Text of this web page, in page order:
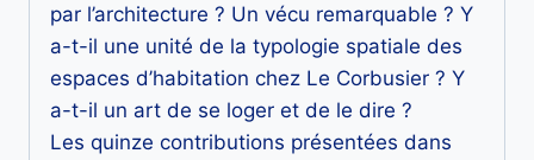
par l’architecture ? Un vécu remarquable ? Y
a-t-il une unité de la typologie spatiale des
espaces d’habitation chez Le Corbusier ? Y
a-t-il un art de se loger et de le dire ?
Les quinze contributions présentées dans